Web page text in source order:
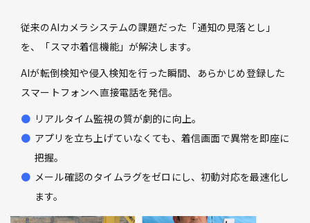
従来のAIカメラシステムの課題だった「通知の見落とし」
を、「スマホ着信機能」が解決します。
AIが転倒検知や侵入検知を行った瞬間、あらかじめ登録した
スマートフォンへ直接電話を発信。
リアルタイム監視の質が劇的に向上。
アプリを立ち上げていなくても、着信画面で異常を即座に
把握。
メール確認のタイムラグをゼロにし、初動対応を最速化し
ます。